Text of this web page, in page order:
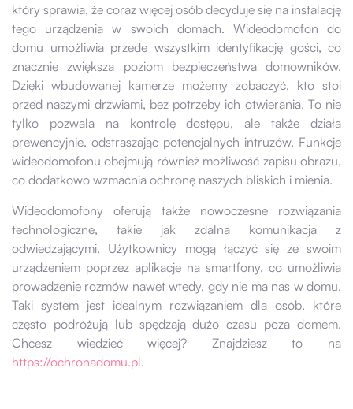
który sprawia, że coraz więcej osób decyduje się na instalację
tego urządzenia w swoich domach. Wideodomofon do
domu umożliwia przede wszystkim identyfikację gości, co
znacznie zwiększa poziom bezpieczeństwa domowników.
Dzięki wbudowanej kamerze możemy zobaczyć, kto stoi
przed naszymi drzwiami, bez potrzeby ich otwierania. To nie
tylko pozwala na kontrolę dostępu, ale także działa
prewencyjnie, odstraszając potencjalnych intruzów. Funkcje
wideodomofonu obejmują również możliwość zapisu obrazu,
co dodatkowo wzmacnia ochronę naszych bliskich i mienia.
Wideodomofony oferują także nowoczesne rozwiązania
technologiczne, takie jak zdalna komunikacja z
odwiedzającymi. Użytkownicy mogą łączyć się ze swoim
urządzeniem poprzez aplikacje na smartfony, co umożliwia
prowadzenie rozmów nawet wtedy, gdy nie ma nas w domu.
Taki system jest idealnym rozwiązaniem dla osób, które
często podróżują lub spędzają dużo czasu poza domem.
Chcesz wiedzieć więcej? Znajdziesz to na
https://ochronadomu.pl.